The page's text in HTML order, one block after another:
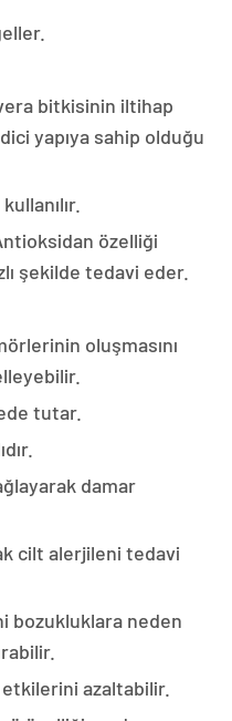
bitkisinin iltihap
yapıya sahip olduğu
özelliği
şekilde tedavi eder.
oluşmasını
tutar.
damar
cilt alerjileni tedavi
bozukluklara neden
azaltabilir.